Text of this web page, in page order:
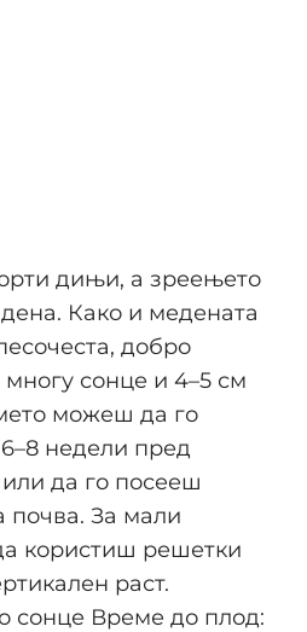
дињи, а зреењето
Како и медената
добро
сонце и 4–5 см
можеш да го
недели пред
да го посееш
почва. За мали
користиш решетки
раст.
сонце Време до плод: